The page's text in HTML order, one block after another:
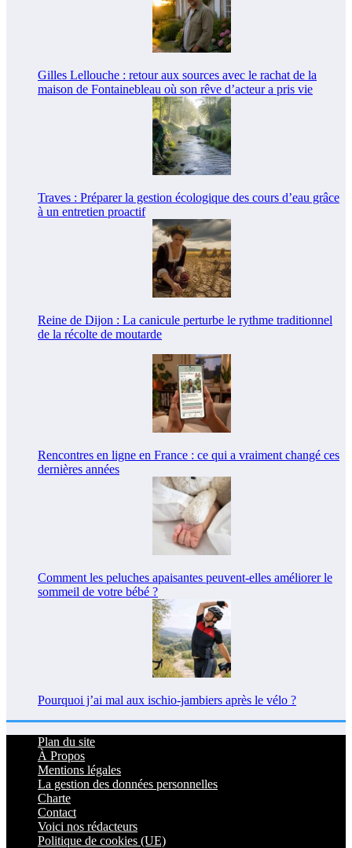
Gilles Lellouche : retour aux sources avec le rachat de la
maison de Fontainebleau où son rêve d’acteur a pris vie
Traves : Préparer la gestion écologique des cours d’eau grâce
à un entretien proactif
Reine de Dijon : La canicule perturbe le rythme traditionnel
de la récolte de moutarde
Rencontres en ligne en France : ce qui a vraiment changé ces
dernières années
Comment les peluches apaisantes peuvent-elles améliorer le
sommeil de votre bébé ?
Pourquoi j’ai mal aux ischio-jambiers après le vélo ?
Plan du site
À Propos
Mentions légales
La gestion des données personnelles
Charte
Contact
Voici nos rédacteurs
Politique de cookies (UE)